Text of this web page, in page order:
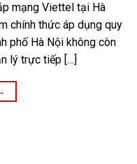
mạng Viettel tại Hà
chính thức áp dụng quy
phố Hà Nội không còn
lý trực tiếp […]